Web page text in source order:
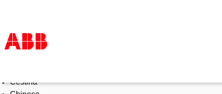
Products & Solutions
Čeština